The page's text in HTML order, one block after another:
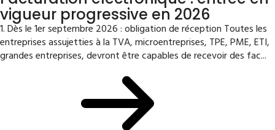
vigueur progressive en 2026
1. Dès le 1er septembre 2026 : obligation de réception Toutes les
entreprises assujetties à la TVA, microentreprises, TPE, PME, ETI,
grandes entreprises, devront être capables de recevoir des fac...